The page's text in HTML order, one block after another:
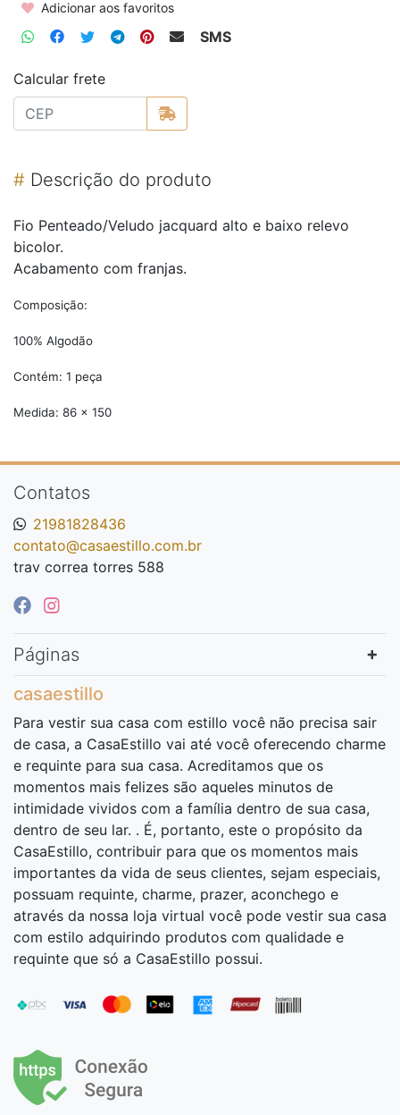
Adicionar aos favoritos
SMS
Calcular frete
# Descrição do produto
Fio Penteado/Veludo jacquard alto e baixo relevo
bicolor.
Acabamento com franjas.
Composição:
100% Algodão
Contém: 1 peça
Medida: 86 x 150
Contatos
21981828436
contato@casaestillo.com.br
trav correa torres 588
Páginas
casaestillo
Para vestir sua casa com estillo você não precisa sair
de casa, a CasaEstillo vai até você oferecendo charme
e requinte para sua casa. Acreditamos que os
momentos mais felizes são aqueles minutos de
intimidade vividos com a família dentro de sua casa,
dentro de seu lar. . É, portanto, este o propósito da
CasaEstillo, contribuir para que os momentos mais
importantes da vida de seus clientes, sejam especiais,
possuam requinte, charme, prazer, aconchego e
através da nossa loja virtual você pode vestir sua casa
com estilo adquirindo produtos com qualidade e
requinte que só a CasaEstillo possui.